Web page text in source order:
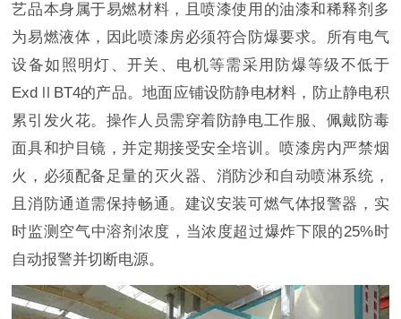
艺品本身属于易燃材料，且喷漆使用的油漆和稀释剂多
为易燃液体，因此喷漆房必须符合防爆要求。所有电气
设备如照明灯、开关、电机等需采用防爆等级不低于
ExdⅡBT4的产品。地面应铺设防静电材料，防止静电积
累引发火花。操作人员需穿着防静电工作服、佩戴防毒
面具和护目镜，并定期接受安全培训。喷漆房内严禁烟
火，必须配备足量的灭火器、消防沙和自动喷淋系统，
且消防通道需保持畅通。建议安装可燃气体报警器，实
时监测空气中溶剂浓度，当浓度超过爆炸下限的25%时
自动报警并切断电源。